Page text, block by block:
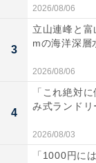
「まるは ご
「まるは ごん
せられています
2026/08/06
3
立山連峰と
mの海洋深層
2026/08/06
4
「これ絶対
み式ランドリ
2026/08/03
「1000円に